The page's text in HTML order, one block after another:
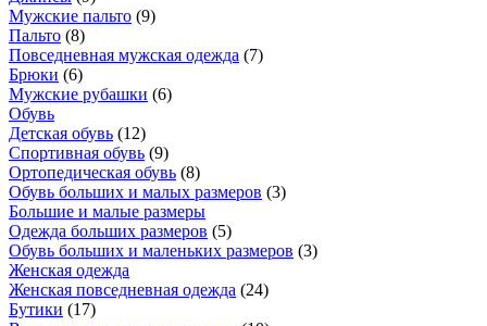
Мужские пальто (9)
Пальто (8)
Повседневная мужская одежда (7)
Брюки (6)
Мужские рубашки (6)
Обувь
Детская обувь (12)
Спортивная обувь (9)
Ортопедическая обувь (8)
Обувь больших и малых размеров (3)
Большие и малые размеры
Одежда больших размеров (5)
Обувь больших и маленьких размеров (3)
Женская одежда
Женская повседневная одежда (24)
Бутики (17)